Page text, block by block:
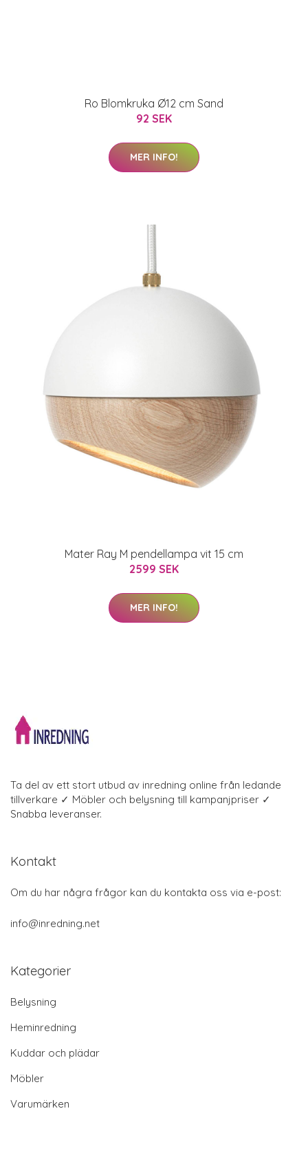
Ro Blomkruka Ø12 cm Sand
92 SEK
MER INFO!
Mater Ray M pendellampa vit 15 cm
2599 SEK
MER INFO!
Ta del av ett stort utbud av inredning online från ledande
tillverkare ✓ Möbler och belysning till kampanjpriser ✓
Snabba leveranser.
Kontakt
Om du har några frågor kan du kontakta oss via e-post:
info@inredning.net
Kategorier
Belysning
Heminredning
Kuddar och plädar
Möbler
Varumärken